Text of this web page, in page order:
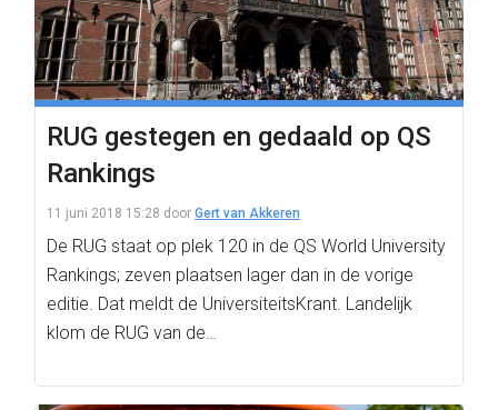
RUG gestegen en gedaald op QS
Rankings
11 juni 2018 15:28 door Gert van Akkeren
De RUG staat op plek 120 in de QS World University
Rankings; zeven plaatsen lager dan in de vorige
editie. Dat meldt de UniversiteitsKrant. Landelijk
klom de RUG van de…